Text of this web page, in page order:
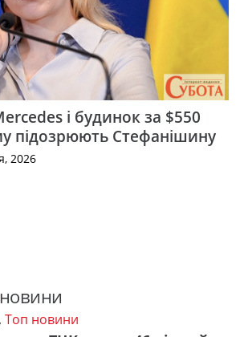
і будинок за $550
підозрюють Стефанішину
2026
, Топ новини